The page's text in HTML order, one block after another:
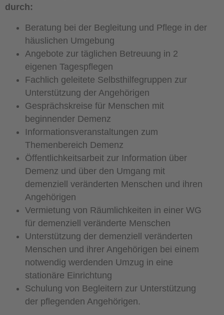
durch:
Beratung bei der Begleitung und Pflege in der
häuslichen Umgebung
Angebote zur täglichen Betreuung in 2
eigenen Tagespflegen
Fachlich geleitete Selbsthilfegruppen zur
Unterstützung der Angehörigen
Gesprächskreise für Menschen mit
beginnender Demenz
Informationsveranstaltungen zum
Themenbereich Demenz
Öffentlichkeitsarbeit zur Information über
Demenz und über den Umgang mit
demenziell veränderten Menschen und ihren
Angehörigen
Vermietung von Räumlichkeiten in einer WG
für demenziell veränderte Menschen
Unterstützung der demenziell veränderten
Menschen und ihrer Angehörigen bei einem
notwendig werdenden Umzug in eine
stationäre Einrichtung
Schulung von Begleitern zur Unterstützung
der pflegenden Angehörigen.